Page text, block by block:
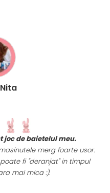
joc de baietelul meu.
merg foarte usor.
fi "deranjat" in timpul
mai mica :).